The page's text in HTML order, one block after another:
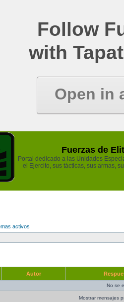
Follow
with
Open in
Fuerzas de
Portal dedicado a las Unidades
el Ejercito, sus tácticas, sus armas,
activos
Autor
No se
Mostrar mensajes